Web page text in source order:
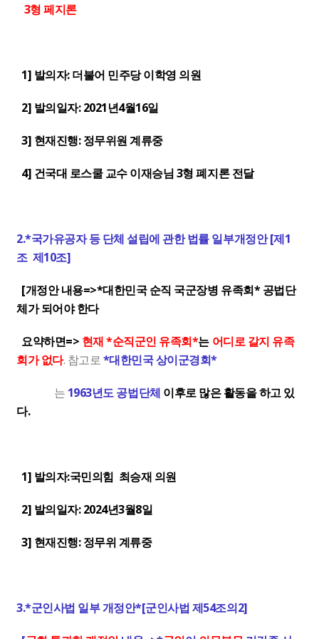
3형 페지론
1] 발의자: 더불어 민주당 이학영 의원
2] 발의일자: 2021년4월16일
3] 현재진행: 정무위원 계류중
4] 건국대 로스쿨 교수 이재승님 3형 폐지론 전달
2.*국가유공자 등 단체 설립에 관한 법률 일부개정안 [제1
조 제10조]
[개정안 내용=>*대한민국 순직 국군장병 유족회* 공법단
체가 되어야 한다
요약하면=> 현재 *순직군인 유족회*는 어디로 갈지 유족
회가 없다. 참고로*대한민국 상이군경회*
는 1963년도 공법단체 이후로많은 활동을 하고 있
다.
1] 발의자:국민의힘 최승재 의원
2] 발의일자: 2024년3월8일
3] 현재진행: 정무위 계류중
3.*군인사법 일부 개정안*[군인사법 제54조의2]